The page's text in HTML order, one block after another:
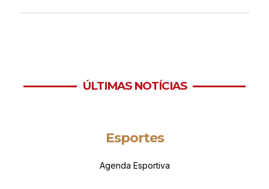
ÚLTIMAS NOTÍCIAS
Esportes
Agenda Esportiva